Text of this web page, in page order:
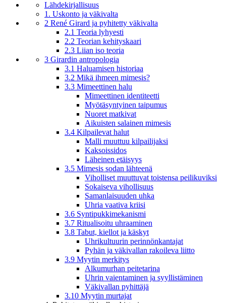
Lähdekirjallisuus
1. Uskonto ja väkivalta
2 René Girard ja pyhitetty väkivalta
2.1 Teoria lyhyesti
2.2 Teorian kehityskaari
2.3 Liian iso teoria
3 Girardin antropologia
3.1 Haluamisen historiaa
3.2 Mikä ihmeen mimesis?
3.3 Mimeettinen halu
Mimeettinen identiteetti
Myötäsyntyinen taipumus
Nuoret matkivat
Aikuisten salainen mimesis
3.4 Kilpailevat halut
Malli muuttuu kilpailijaksi
Kaksoissidos
Läheinen etäisyys
3.5 Mimesis sodan lähteenä
Viholliset muuttuvat toistensa peilikuviksi
Sokaiseva vihollisuus
Samanlaisuuden uhka
Uhria vaativa kriisi
3.6 Syntipukkimekanismi
3.7 Ritualisoitu uhraaminen
3.8 Tabut, kiellot ja käskyt
Uhrikultuurin perinnönkantajat
Pyhän ja väkivallan rakoileva liitto
3.9 Myytin merkitys
Alkumurhan peitetarina
Uhrin vaientaminen ja syyllistäminen
Väkivallan pyhittäjä
3.10 Myytin murtajat